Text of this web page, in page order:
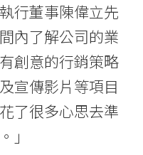
行董事陳偉立先
內了解公司的業
創意的行銷策略
宣傳影片等項目
了很多心思去準
」